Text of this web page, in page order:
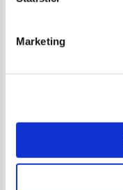
Marketing
William Shakespeare -